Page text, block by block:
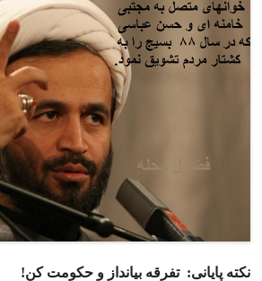
نکته پایانی: تفرقه بیانداز و حکومت کن!